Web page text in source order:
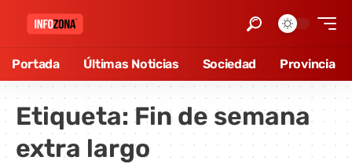
Portada Últimas Noticias Sociedad Provincia
Etiqueta: Fin de semana
extra largo